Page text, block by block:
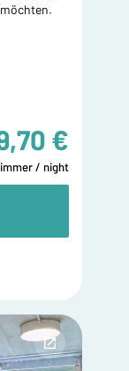
€
/ night